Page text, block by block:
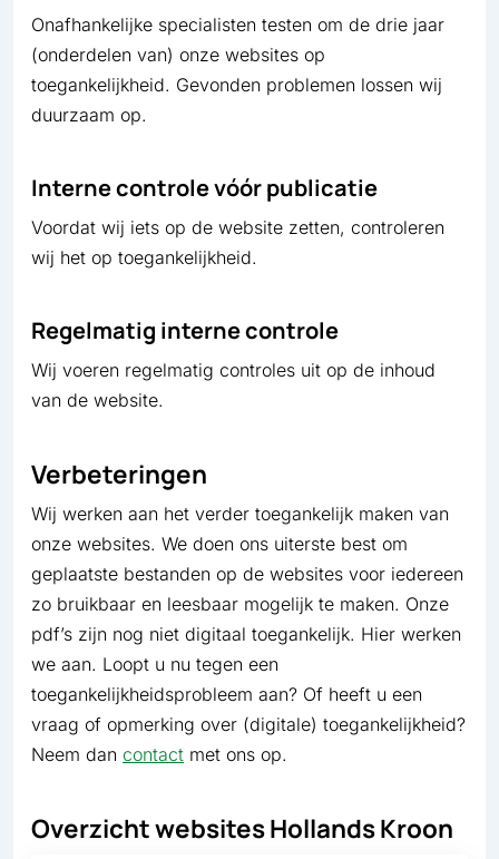
Onafhankelijke specialisten testen om de drie jaar
(onderdelen van) onze websites op
toegankelijkheid. Gevonden problemen lossen wij
duurzaam op.
Interne controle vóór publicatie
Voordat wij iets op de website zetten, controleren
wij het op toegankelijkheid.
Regelmatig interne controle
Wij voeren regelmatig controles uit op de inhoud
van de website.
Verbeteringen
Wij werken aan het verder toegankelijk maken van
onze websites. We doen ons uiterste best om
geplaatste bestanden op de websites voor iedereen
zo bruikbaar en leesbaar mogelijk te maken. Onze
pdf’s zijn nog niet digitaal toegankelijk. Hier werken
we aan. Loopt u nu tegen een
toegankelijkheidsprobleem aan? Of heeft u een
vraag of opmerking over (digitale) toegankelijkheid?
Neem dan contact met ons op.
Overzicht websites Hollands Kroon